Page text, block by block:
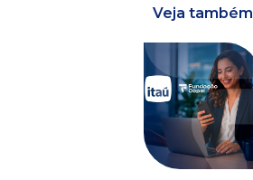
Veja também